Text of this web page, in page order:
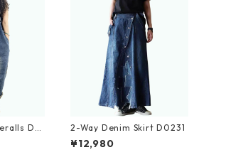
D0
2-Way Denim Skirt D0231
¥12,980